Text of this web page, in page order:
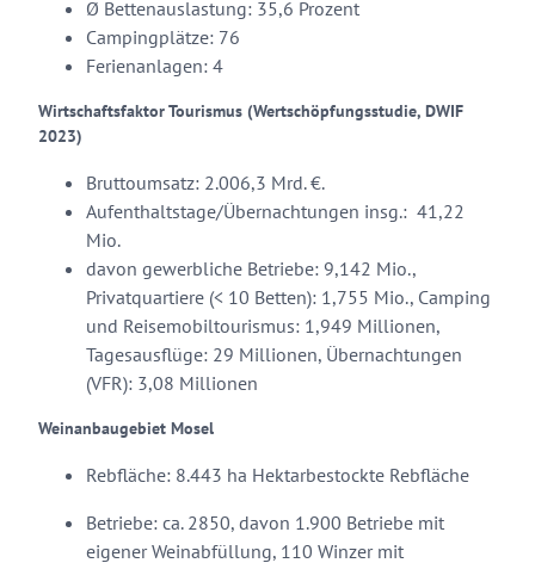
Ø Bettenauslastung: 35,6 Prozent
Campingplätze: 76
Ferienanlagen: 4
Wirtschaftsfaktor Tourismus (Wertschöpfungsstudie, DWIF
2023)
Bruttoumsatz: 2.006,3 Mrd. €.
Aufenthaltstage/Übernachtungen insg.: 41,22
Mio.
davon gewerbliche Betriebe: 9,142 Mio.,
Privatquartiere (< 10 Betten): 1,755 Mio., Camping
und Reisemobiltourismus: 1,949 Millionen,
Tagesausflüge: 29 Millionen, Übernachtungen
(VFR): 3,08 Millionen
Weinanbaugebiet Mosel
Rebfläche: 8.443 ha Hektarbestockte Rebfläche
Betriebe: ca. 2850, davon 1.900 Betriebe mit
eigener Weinabfüllung, 110 Winzer mit